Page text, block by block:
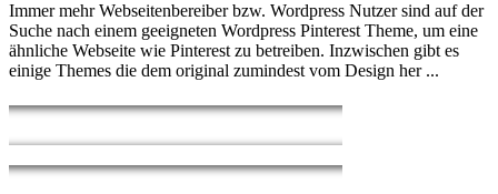
Immer mehr Webseitenbereiber bzw. Wordpress Nutzer sind auf der
Suche nach einem geeigneten Wordpress Pinterest Theme, um eine
ähnliche Webseite wie Pinterest zu betreiben. Inzwischen gibt es
einige Themes die dem original zumindest vom Design her ...